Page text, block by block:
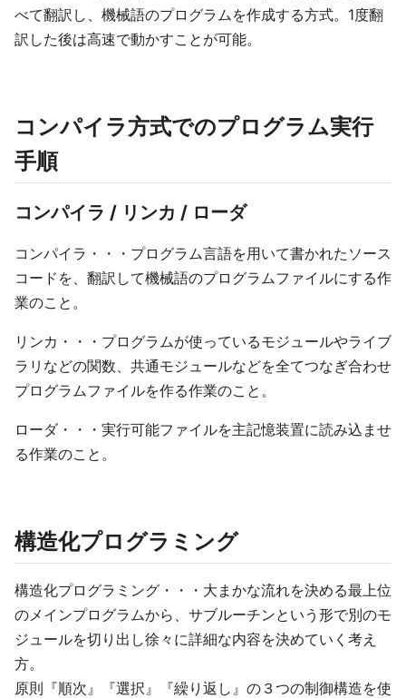
べて翻訳し、機械語のプログラムを作成する方式。1度翻
訳した後は高速で動かすことが可能。
コンパイラ方式でのプログラム実行
手順
コンパイラ / リンカ / ローダ
コンパイラ・・・プログラム言語を用いて書かれたソース
コードを、翻訳して機械語のプログラムファイルにする作
業のこと。
リンカ・・・プログラムが使っているモジュールやライブ
ラリなどの関数、共通モジュールなどを全てつなぎ合わせ
プログラムファイルを作る作業のこと。
ローダ・・・実行可能ファイルを主記憶装置に読み込ませ
る作業のこと。
構造化プログラミング
構造化プログラミング・・・大まかな流れを決める最上位
のメインプログラムから、サブルーチンという形で別のモ
ジュールを切り出し徐々に詳細な内容を決めていく考え
方。
原則『順次』『選択』『繰り返し』の３つの制御構造を使